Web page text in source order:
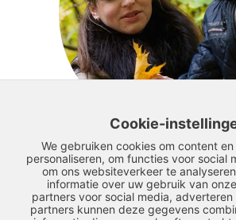
Lees alle
Cookie-
We gebruiken cookies om content
personaliseren, om functies voor social
om ons websiteverkeer te
informatie over uw gebruik van
partners voor social media, adverteren
partners kunnen deze gegevens